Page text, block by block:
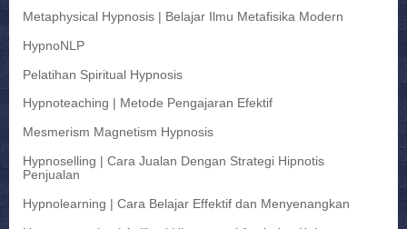
Metaphysical Hypnosis | Belajar Ilmu Metafisika Modern
HypnoNLP
Pelatihan Spiritual Hypnosis
Hypnoteaching | Metode Pengajaran Efektif
Mesmerism Magnetism Hypnosis
Hypnoselling | Cara Jualan Dengan Strategi Hipnotis
Penjualan
Hypnolearning | Cara Belajar Effektif dan Menyenangkan